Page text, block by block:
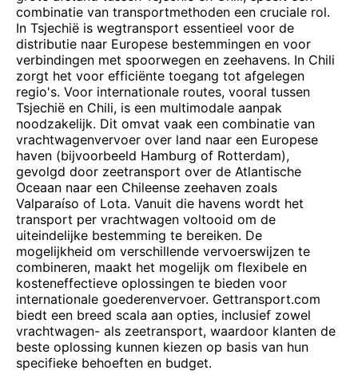
combinatie van transportmethoden een cruciale rol.
In Tsjechië is wegtransport essentieel voor de
distributie naar Europese bestemmingen en voor
verbindingen met spoorwegen en zeehavens. In Chili
zorgt het voor efficiënte toegang tot afgelegen
regio's. Voor internationale routes, vooral tussen
Tsjechië en Chili, is een multimodale aanpak
noodzakelijk. Dit omvat vaak een combinatie van
vrachtwagenvervoer over land naar een Europese
haven (bijvoorbeeld Hamburg of Rotterdam),
gevolgd door zeetransport over de Atlantische
Oceaan naar een Chileense zeehaven zoals
Valparaíso of Lota. Vanuit die havens wordt het
transport per vrachtwagen voltooid om de
uiteindelijke bestemming te bereiken. De
mogelijkheid om verschillende vervoerswijzen te
combineren, maakt het mogelijk om flexibele en
kosteneffectieve oplossingen te bieden voor
internationale goederenvervoer. Gettransport.com
biedt een breed scala aan opties, inclusief zowel
vrachtwagen- als zeetransport, waardoor klanten de
beste oplossing kunnen kiezen op basis van hun
specifieke behoeften en budget.